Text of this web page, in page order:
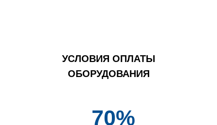
УСЛОВИЯ ОПЛАТЫ
ОБОРУДОВАНИЯ
70%